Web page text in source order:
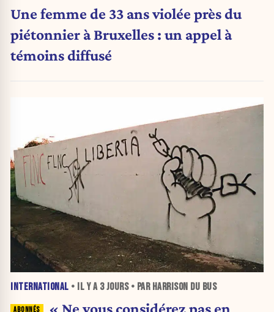
Une femme de 33 ans violée près du
piétonnier à Bruxelles : un appel à
témoins diffusé
INTERNATIONAL • IL Y A 3 JOURS• PAR HARRISON DU BUS
« Ne vous considérez pas en